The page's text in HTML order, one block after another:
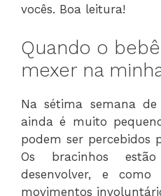
vocês. Boa leitura!
Quando o
mexer na
Na sétima semana
ainda é muito
podem ser percebidos
Os bracinhos
desenvolver, e como
movimentos